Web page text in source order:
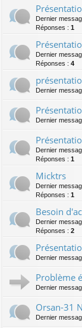
Dernier
Réponses : 1
Dernier
Réponses : 4
Dernier
Dernier
Dernier
Réponses : 1
Micktrs
Dernier
Réponses : 1
Besoin
Dernier
Réponses : 2
Dernier
Problème
Dernier
Orsan-31
Dernier